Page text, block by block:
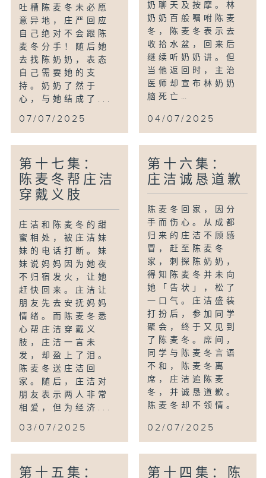
吐槽陈麦冬未必愿
意异地，庄严回应
自己绝对不会跟陈
麦冬分手！随后她
去找陈奶奶，表态
自己需要她的支
持。奶奶了然于
心，与她结成了...
07/07/2025
奶聊天及按摩。林
奶奶百般嘱咐陈麦
冬，陈麦冬表示去
收拾水盆，回来后
继续听奶奶讲。但
当他返回时，主治
医师却宣布林奶奶
脑死亡…
04/07/2025
第十七集：
陈麦冬帮庄洁
穿戴义肢
庄洁和陈麦冬的甜
蜜相处，被庄洁妹
妹的电话打断。妹
妹说妈妈因为她夜
不归宿发火，让她
赶快回来。庄洁让
朋友先去安抚妈妈
情绪。而陈麦冬悉
心帮庄洁穿戴义
肢，庄洁一言未
发，却盈上了泪。
陈麦冬送庄洁回
家。随后，庄洁对
朋友表示两人非常
相爱，但为经济...
03/07/2025
第十六集：
庄洁诚恳道歉
陈麦冬回家，因分
手而伤心。从成都
归来的庄洁不顾感
冒，赶至陈麦冬
家，刺探陈奶奶，
得知陈麦冬并未向
她「告状」，松了
一口气。庄洁盛装
打扮后，参加同学
聚会，终于又见到
了陈麦冬。席间，
同学与陈麦冬言语
不和，陈麦冬离
席，庄洁追陈麦
冬，并诚恳道歉。
陈麦冬却不领情。
02/07/2025
第十五集： 第十四集：陈